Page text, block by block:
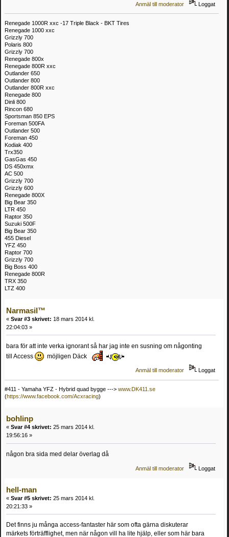
Anmäl till moderator Loggat
Renegade 1000R xxc -17 Triple Black - BKT Tires
Renegade 1000 xxc
Grizzly 700
Polaris 800
Grizzly 700
Renegade 800x
Renegade 800R xxc
Outlander 650
Outlander 800
Outlander 800R xxc
Renegade 800
Dinli 800
Rincon 680
Sportsman 850 EPS
Foreman 500FA
Outlander 500
Foreman 450
Kodiak 400
Trx350
GasGas 450
DS 450xmx
AC 500
Grizzly 700
Grizzly 600
Renegade 800X
Big Bear 350
LTR 450
Raptor 350
Suzuki 500F
Big Bear 350
455 Diesel
YFZ 450
Raptor 700
Grizzly 700
Big Boss 400
Renegade 800R
TRX 350
LTZ 400
Narmasil™
« Svar #3 skrivet: 18 mars 2014 kl.
22:04:03 »
bara för att inte verka ignorant så har jag inte en susning om någonting
till Access
möjligen Däck
Anmäl till moderator Loggat
#411 - Yamaha YFZ - Hybrid quad bygge ---> www.DK411.se
(https://www.facebook.com/Acxracing)
bohlinp
« Svar #4 skrivet: 25 mars 2014 kl.
19:56:16 »
någon bra sida med delar överlag då
Anmäl till moderator Loggat
hell-man
« Svar #5 skrivet: 25 mars 2014 kl.
20:21:33 »
Det finns ju många access-fantaster här som ofta gärna diskuterar
märkets förträfflighet, men när någon vill ha lite hjälp, eller som här bara